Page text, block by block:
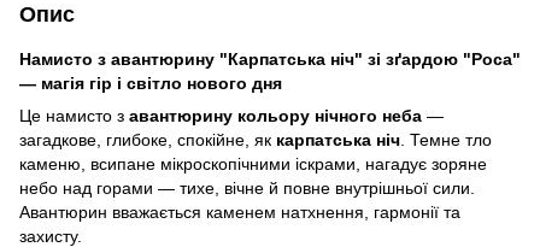
Опис
Намисто з авантюрину "Карпатська ніч" зі зґардою "Роса"
— магія гір і світло нового дня
Це намисто з авантюрину кольору нічного неба —
загадкове, глибоке, спокійне, як карпатська ніч . Темне тло
каменю, всипане мікроскопічними іскрами, нагадує зоряне
небо над горами — тихе, вічне й повне внутрішньої сили.
Авантюрин вважається каменем натхнення, гармонії та
захисту.